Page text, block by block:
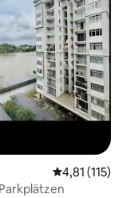
4,81 (115)